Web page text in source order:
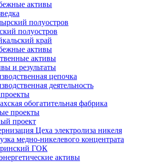
активы
полуостров
полуостров
край
активы
активы
и результаты
цепочка
деятельность
обогатительная фабрика
проекты
проект
Цеха электролиза никеля
медно-никелевого концентрата
ГОК
активы